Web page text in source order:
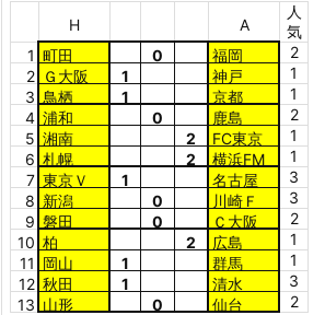
H A
人
気
1 町田 0 福岡
2
2 Ｇ大阪 1 神戸
1
3 鳥栖 1 京都
1
4 浦和 0 鹿島
2
5 湘南 2 FC東京
1
6 札幌 2 横浜FM
1
7 東京Ｖ 1 名古屋
3
8 新潟 0 川崎Ｆ
3
9 磐田 0 Ｃ大阪
2
10 柏 2 広島
1
11 岡山 1 群馬
1
12 秋田 1 清水
3
13 山形 0 仙台 2